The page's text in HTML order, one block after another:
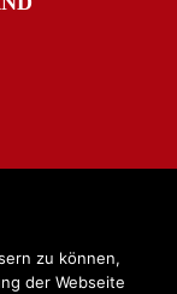
zu können,
der Webseite